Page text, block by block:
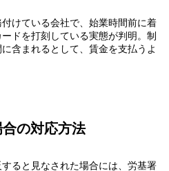
けている会社で、始業時間前に着
ドを打刻している実態が判明。制
含まれるとして、賃金を支払うよ
の対応方法
ると見なされた場合には、労基署